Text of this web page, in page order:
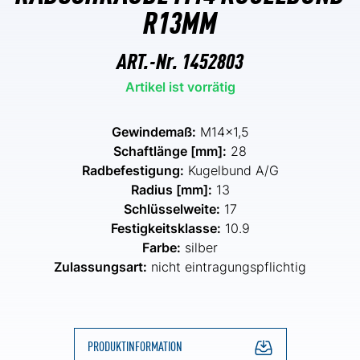
R13MM
ART.-Nr. 1452803
Artikel ist vorrätig
Gewindemaß: M14x1,5
Schaftlänge [mm]: 28
Radbefestigung: Kugelbund A/G
Radius [mm]: 13
Schlüsselweite: 17
Festigkeitsklasse: 10.9
Farbe: silber
Zulassungsart: nicht eintragungspflichtig
PRODUKTINFORMATION